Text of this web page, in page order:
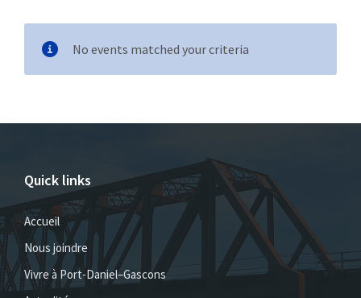
No events matched your criteria
Quick links
Accueil
Nous joindre
Vivre à Port-Daniel–Gascons